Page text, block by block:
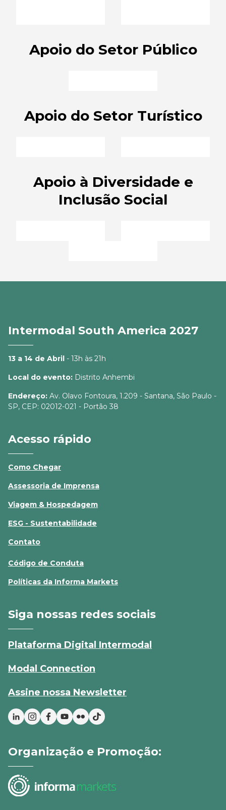
Apoio do Setor Público
Apoio do Setor Turístico
Apoio à Diversidade e
Inclusão Social
Intermodal South America 2027
13 a 14 de Abril - 13h às 21h
Local do evento: Distrito Anhembi
Endereço: Av. Olavo Fontoura, 1.209 - Santana, São Paulo -
SP, CEP: 02012-021 - Portão 38
Acesso rápido
Como Chegar
Assessoria de Imprensa
Viagem & Hospedagem
ESG - Sustentabilidade
Contato
Código de Conduta
Políticas da Informa Markets
Siga nossas redes sociais
Plataforma Digital Intermodal
Modal Connection
Assine nossa Newsletter
Organização e Promoção: